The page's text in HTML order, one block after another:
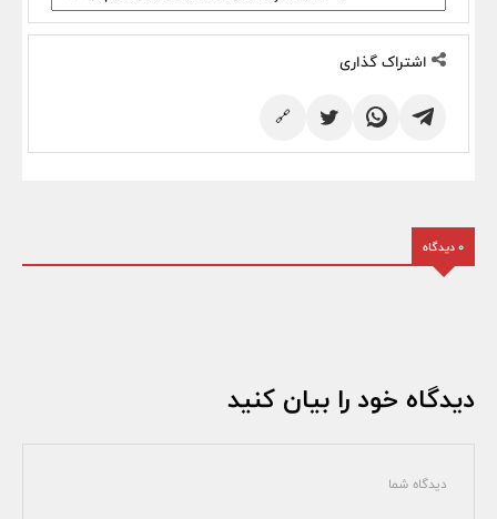
اشتراک گذاری
🔗
0 دیدگاه
دیدگاه خود را بیان کنید